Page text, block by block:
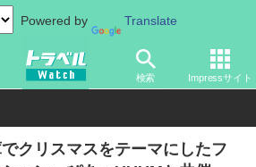
Powered by Translate
検索 Impressサイト
目的 季節イベント
クリスマスをテーマにしたフ